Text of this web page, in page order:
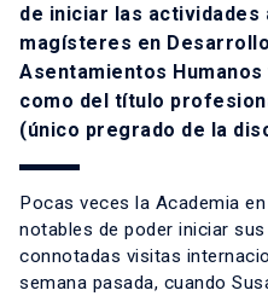
de iniciar las actividades
magísteres en
Asentamientos
como del título
(único pregrado de la
Pocas veces la Academia
notables de poder iniciar
connotadas visitas
semana pasada, cuando